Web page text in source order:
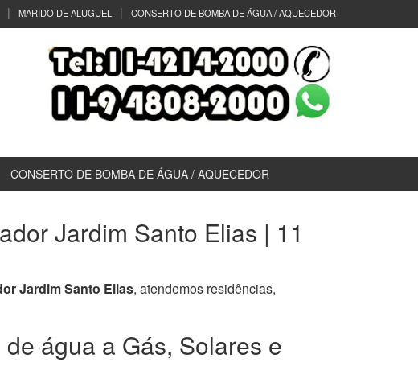
MARIDO DE ALUGUEL CONSERTO DE BOMBA DE ÁGUA / AQUECEDOR
CONSERTO DE BOMBA DE ÁGUA / AQUECEDOR
Jardim Santo Elias | 11
Jardim Santo Elias, atendemos residências,
água a Gás, Solares e